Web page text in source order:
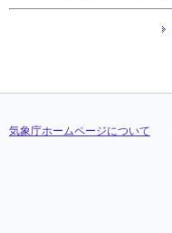
気象庁ホームページについて